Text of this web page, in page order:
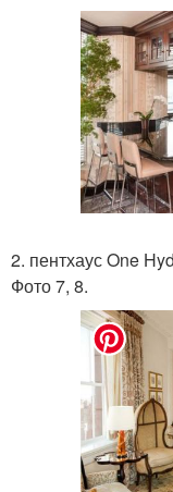
2. пентхаус One
Фото 7, 8.